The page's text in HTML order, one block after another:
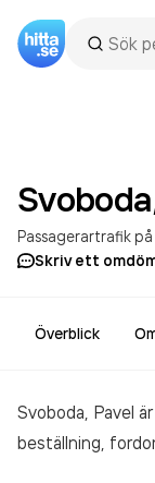
Passagerartrafik
Skriv ett
Överblick
Svoboda, Pavel
beställning,